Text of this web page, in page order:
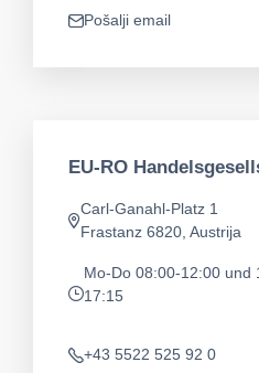
app.mail
Pošalji email
EU-RO
app.address
Carl-Ganahl-Platz 1
Frastanz 6820, Austrija
app.opening-times
Mo-Do 08:00-12:00 und
17:15
Telefon
+43 5522 525 92 0